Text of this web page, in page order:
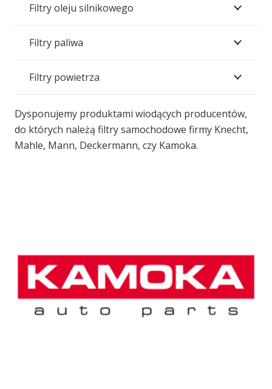
Filtry oleju silnikowego
Filtry paliwa
Filtry powietrza
Dysponujemy produktami wiodących producentów,
do których należą filtry samochodowe firmy Knecht,
Mahle, Mann, Deckermann, czy Kamoka.